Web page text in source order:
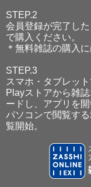
STEP.2
会員登録が完了し
で購入ください。
＊無料雑誌の購入
STEP.3
スマホ・タブレッ
Playストアから雑
ードし、アプリを開
パソコンで閲覧す
覧開始。